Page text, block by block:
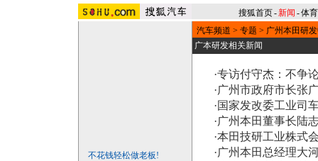
搜狐首页-新闻 -体育
不花钱轻松做老板!
汽车频道 > 专题 > 广州本田研
广本研发相关新闻
·专访付守杰：不争
·广州市政府市长张
·国家发改委工业司
·广州本田董事长陆
·本田技研工业株式
·广州本田总经理大